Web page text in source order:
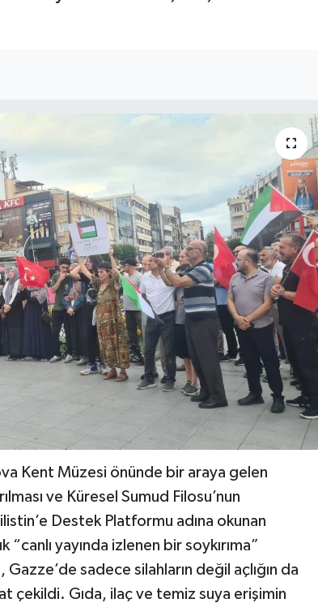
Kent Müzesi önünde bir araya gelen
ve Küresel Sumud Filosu’nun
Destek Platformu adına okunan
“canlı yayında izlenen bir soykırıma”
sadece silahların değil açlığın da
çekildi. Gıda, ilaç ve temiz suya erişimin